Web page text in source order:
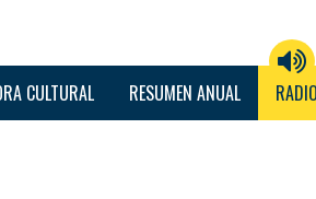
CULTURAL RESUMEN ANUAL